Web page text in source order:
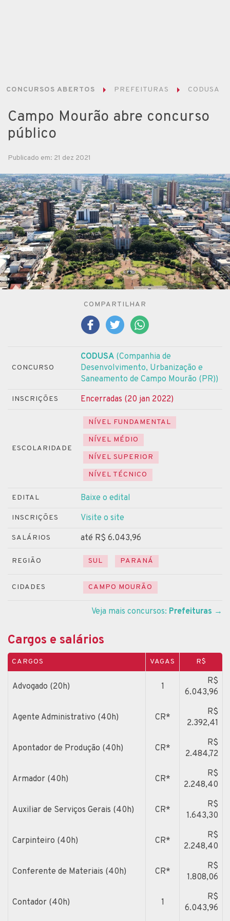
CONCURSOS ABERTOS PREFEITURAS CODUSA
Campo Mourão abre concurso
público
Publicado em: 21 dez 2021
COMPARTILHAR
CONCURSO
CODUSA (Companhia de
Desenvolvimento, Urbanização e
Saneamento de Campo Mourão (PR))
INSCRIÇÕES Encerradas (20 jan 2022)
ESCOLARIDADE
NÍVEL FUNDAMENTAL
NÍVEL MÉDIO
NÍVEL SUPERIOR
NÍVEL TÉCNICO
EDITAL Baixe o edital
INSCRIÇÕES Visite o site
SALÁRIOS até R$ 6.043,96
REGIÃO SUL PARANÁ
CIDADES CAMPO MOURÃO
Veja mais concursos: Prefeituras →
Cargos e salários
CARGOS VAGAS R$
Advogado (20h) 1
R$
6.043,96
Agente Administrativo (40h) CR*
R$
2.392,41
Apontador de Produção (40h) CR*
R$
2.484,72
Armador (40h) CR*
R$
2.248,40
Auxiliar de Serviços Gerais (40h) CR*
R$
1.643,30
Carpinteiro (40h) CR*
R$
2.248,40
Conferente de Materiais (40h) CR*
R$
1.808,06
Contador (40h) 1
R$
6.043,96